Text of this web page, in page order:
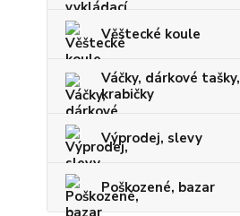
Věštecké koule
Váčky, dárkové tašky,
krabičky
Výprodej, slevy
Poškozené, bazar